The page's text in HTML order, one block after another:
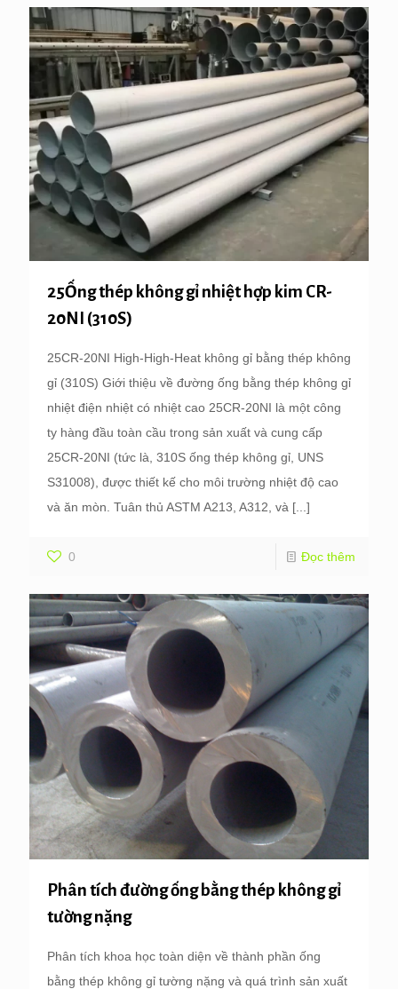
25Ống thép không gỉ nhiệt hợp kim CR-
20NI (310S)
25CR-20NI High-High-Heat không gỉ bằng thép không
gỉ (310S) Giới thiệu về đường ống bằng thép không gỉ
nhiệt điện nhiệt có nhiệt cao 25CR-20NI là một công
ty hàng đầu toàn cầu trong sản xuất và cung cấp
25CR-20NI (tức là, 310S ống thép không gỉ, UNS
S31008), được thiết kế cho môi trường nhiệt độ cao
và ăn mòn. Tuân thủ ASTM A213, A312, và [...]
0 Đọc thêm
Phân tích đường ống bằng thép không gỉ
tường nặng
Phân tích khoa học toàn diện về thành phần ống
bằng thép không gỉ tường nặng và quá trình sản xuất